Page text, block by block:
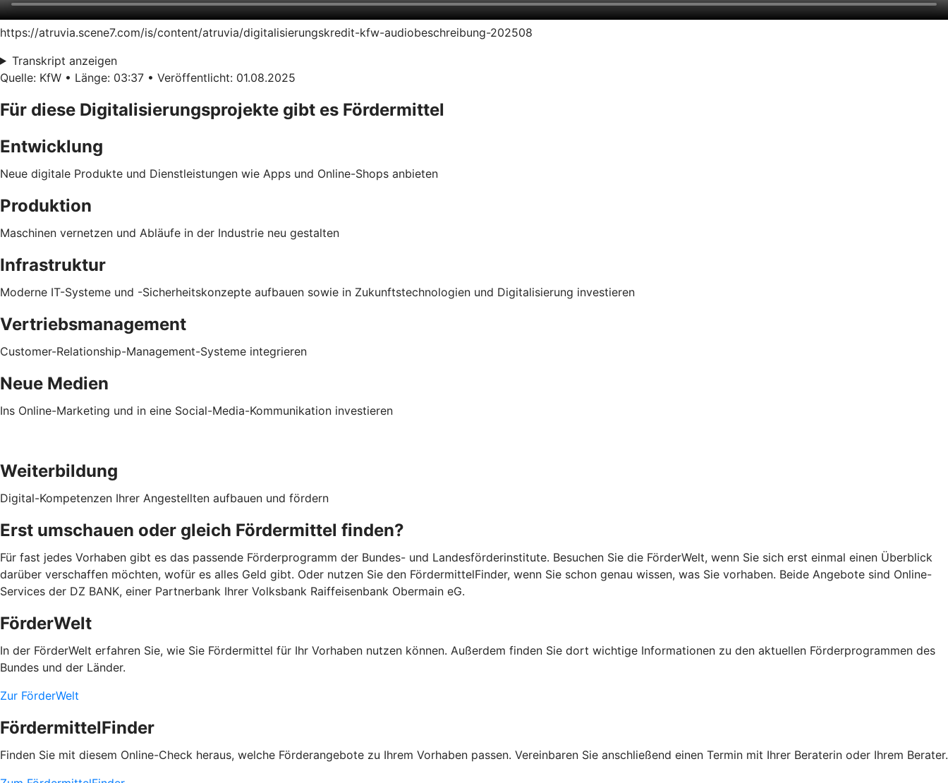
https://atruvia.scene7.com/is/content/atruvia/digitalisierungskredit-kfw-audiobeschreibung-202508
Transkript anzeigen
Quelle: KfW • Länge: 03:37 • Veröffentlicht: 01.08.2025
Für diese Digitalisierungsprojekte gibt es Fördermittel
Entwicklung
Neue digitale Produkte und Dienstleistungen wie Apps und Online-Shops anbieten
Produktion
Maschinen vernetzen und Abläufe in der Industrie neu gestalten
Infrastruktur
Moderne IT-Systeme und -Sicherheitskonzepte aufbauen sowie in Zukunftstechnologien und Digitalisierung investieren
Vertriebsmanagement
Customer-Relationship-Management-Systeme integrieren
Neue Medien
Ins Online-Marketing und in eine Social-Media-Kommunikation investieren
Weiterbildung
Digital-Kompetenzen Ihrer Angestellten aufbauen und fördern
Erst umschauen oder gleich Fördermittel finden?
Für fast jedes Vorhaben gibt es das passende Förderprogramm der Bundes- und Landesförderinstitute. Besuchen Sie die FörderWelt, wenn Sie sich erst einmal einen Überblick
darüber verschaffen möchten, wofür es alles Geld gibt. Oder nutzen Sie den FördermittelFinder, wenn Sie schon genau wissen, was Sie vorhaben. Beide Angebote sind Online-
Services der DZ BANK, einer Partnerbank Ihrer Volksbank Raiffeisenbank Obermain eG.
FörderWelt
In der FörderWelt erfahren Sie, wie Sie Fördermittel für Ihr Vorhaben nutzen können. Außerdem finden Sie dort wichtige Informationen zu den aktuellen Förderprogrammen des
Bundes und der Länder.
Zur FörderWelt
FördermittelFinder
Finden Sie mit diesem Online-Check heraus, welche Förderangebote zu Ihrem Vorhaben passen. Vereinbaren Sie anschließend einen Termin mit Ihrer Beraterin oder Ihrem Berater.